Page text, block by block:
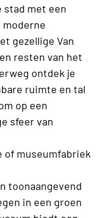
stad met een
gezellige Van
resten van het
ontdek je
ruimte en tal
op een
sfeer van
of museumfabriek
toonaangevend
in een groen